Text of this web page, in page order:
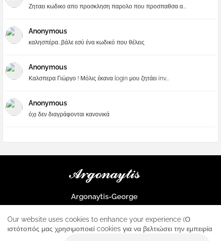
Ζηταει κωδικο απο προσκληση παρολο που προσπαθσα α...
Anonymous
καλησπέρα...βάλε εσύ ένα κωδικό που θέλεις
Anonymous
Καλσπερα Γιώργο ! Μόλις έκανα login μου ζητάει inv...
Anonymous
όχι δεν διαγράφονται κανονικά
Argonaytis-George
μοναδικός σταθμός για κάθε iphone
Our website uses cookies to enhance your experience (Ο
ιστότοπός μας χρησιμοποιεί cookies για να βελτιώσει την εμπειρία